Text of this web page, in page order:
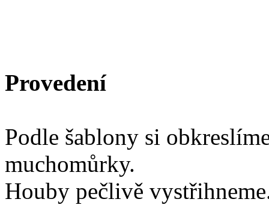
Provedení
Podle šablony si
muchomůrky.
Houby pečlivě